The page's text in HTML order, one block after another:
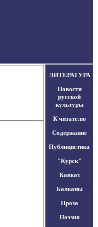
ЛИТЕРАТУРА
Новости
русской
культуры
К читателю
Содержание
Публицистика
"Курск"
Кавказ
Балканы
Проза
Поэзия